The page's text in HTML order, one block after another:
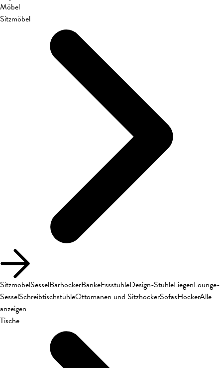
Möbel
Sitzmöbel
SitzmöbelSesselBarhockerBänkeEssstühleDesign-StühleLiegenLounge-
SesselSchreibtischstühleOttomanen und SitzhockerSofasHockerAlle
anzeigen
Tische